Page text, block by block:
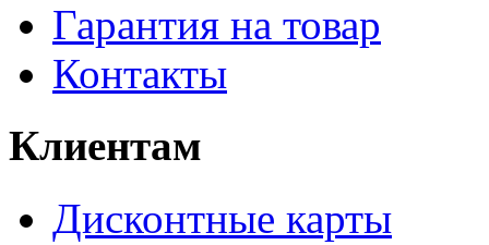
Гарантия на товар
Контакты
Клиентам
Дисконтные карты